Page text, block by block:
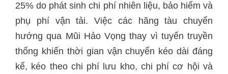
25% do phát sinh chi phí nhiên liệu, bảo hiểm và
phụ phí vận tải. Việc các hãng tàu chuyển
hướng qua Mũi Hảo Vọng thay vì tuyến truyền
thống khiến thời gian vận chuyển kéo dài đáng
kể, kéo theo chi phí lưu kho, chi phí cơ hội và